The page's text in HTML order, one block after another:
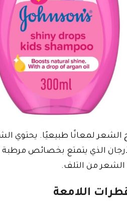
لمعانًا طبيعيًا. يحتوي
الذي يتمتع بخصائص
من التلف.
اللامعة